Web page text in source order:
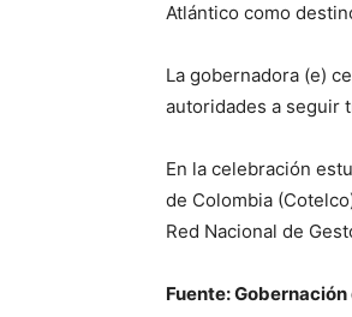
Atlántico como
La gobernadora (e)
autoridades a seguir
En la celebración
de Colombia
Red Nacional de
Fuente: